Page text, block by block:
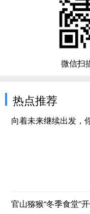
微信扫
热点推荐
向着未来继续出发，
官山猕猴“冬季食堂”